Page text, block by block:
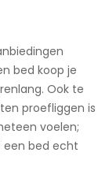
bed koop je
Ook te
proefliggen is
voelen;
een bed echt